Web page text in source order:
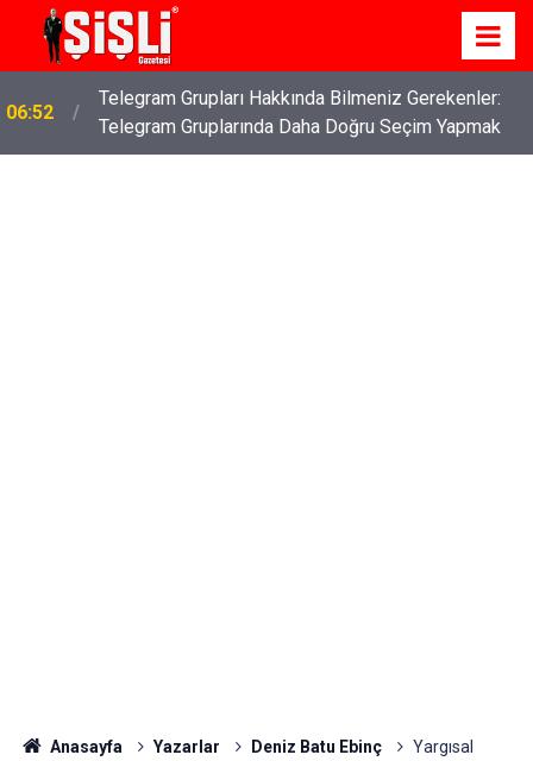
04:43
İş Davaları: Haklarınızı Bilmek ve Koruma Altına
Almak
Anasayfa Yazarlar Deniz Batu Ebinç
Yargısal